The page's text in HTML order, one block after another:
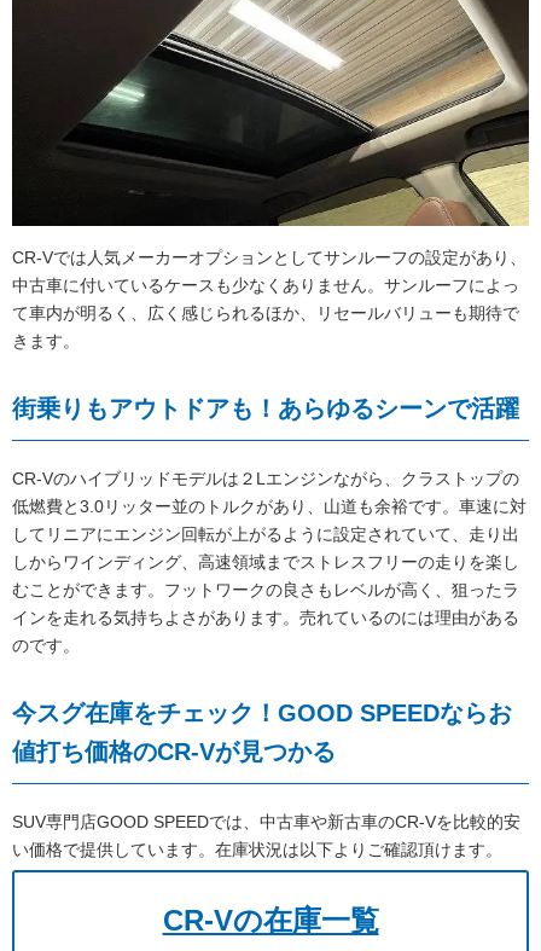
CR-Vでは人気メーカーオプションとしてサンルーフの設定があり、
中古車に付いているケースも少なくありません。サンルーフによっ
て車内が明るく、広く感じられるほか、リセールバリューも期待で
きます。
街乗りもアウトドアも！あらゆるシーンで活躍
CR-Vのハイブリッドモデルは２Lエンジンながら、クラストップの
低燃費と3.0リッター並のトルクがあり、山道も余裕です。車速に対
してリニアにエンジン回転が上がるように設定されていて、走り出
しからワインディング、高速領域までストレスフリーの走りを楽し
むことができます。フットワークの良さもレベルが高く、狙ったラ
インを走れる気持ちよさがあります。売れているのには理由がある
のです。
今スグ在庫をチェック！GOOD SPEEDならお
値打ち価格のCR-Vが見つかる
SUV専門店GOOD SPEEDでは、中古車や新古車のCR-Vを比較的安
い価格で提供しています。在庫状況は以下よりご確認頂けます。
CR-Vの在庫一覧